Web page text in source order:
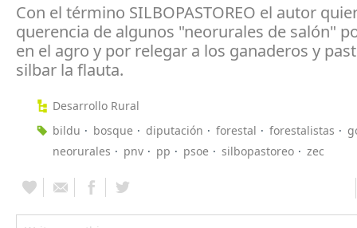
Con el término SILBOPASTOREO el autor
querencia de algunos "neorurales de salón"
en el agro y por relegar a los ganaderos y
silbar la flauta.
Desarrollo Rural
bildu
bosque diputación forestal forestalistas
neorurales
pnv pp psoe silbopastoreo zec